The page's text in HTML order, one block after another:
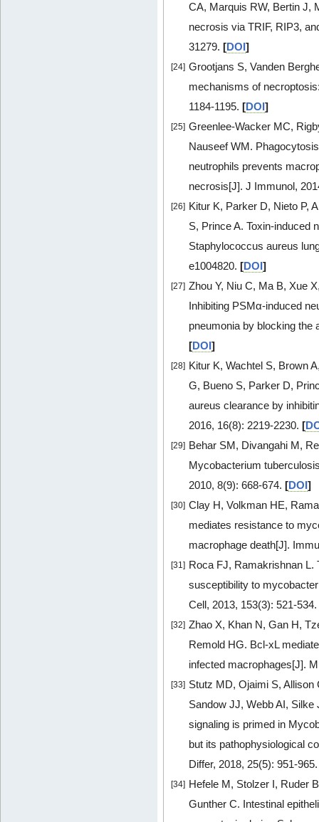
CA, Marquis RW, Bertin J,
necrosis via TRIF, RIP3,
31279. [DOI]
[24] Grootjans S, Vanden
mechanisms of
1184-1195. [DOI]
[25] Greenlee-Wacker MC,
Nauseef WM.
neutrophils prevents
necrosis[J]. J Immunol,
[26] Kitur K, Parker D, Nieto P,
S, Prince A. Toxin-induced
Staphylococcus aureus
e1004820. [DOI]
[27] Zhou Y, Niu C, Ma B, Xue
Inhibiting PSMα-induced
pneumonia by blocking the
[DOI]
[28] Kitur K, Wachtel S, Brown
G, Bueno S, Parker D,
aureus clearance by
2016, 16(8): 2219-2230. [
[29] Behar SM, Divangahi M,
Mycobacterium
2010, 8(9): 668-674. [DOI]
[30] Clay H, Volkman HE,
mediates resistance to
macrophage death[J].
[31] Roca FJ, Ramakrishnan L.
susceptibility to
Cell, 2013, 153(3): 521-534.
[32] Zhao X, Khan N, Gan H,
Remold HG. Bcl-xL
infected macrophages[J].
[33] Stutz MD, Ojaimi S, Allison
Sandow JJ, Webb AI,
signaling is primed in
but its pathophysiological
Differ, 2018, 25(5): 951-
[34] Hefele M, Stolzer I, Ruder
Gunther C. Intestinal